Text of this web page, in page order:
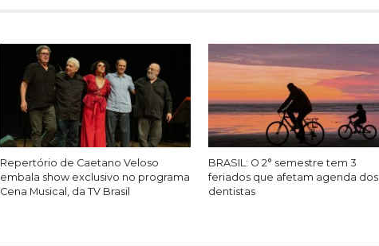
Repertório de Caetano Veloso
embala show exclusivo no programa
Cena Musical, da TV Brasil
BRASIL: O 2° semestre tem 3
feriados que afetam agenda dos
dentistas